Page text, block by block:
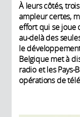
À leurs côtés,
ampleur certes,
effort qui se joue
au-delà des
le
Belgique met à
radio et les Pays-
opérations de